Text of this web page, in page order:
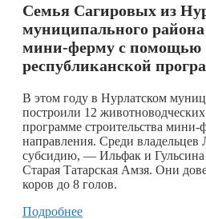
Семья Сагировых из
муниципального
мини-ферму с помощью
республиканской
В этом году в Нурлатском
построили 12
программе строительства
направления. Среди
субсидию, — Ильфак и Гульсина
Старая Татарская Амзя. Они
коров до 8 голов.
Подробнее